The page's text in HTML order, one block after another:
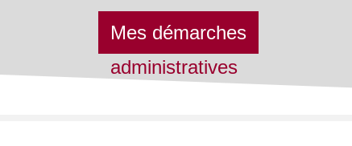
Mes démarches
administratives